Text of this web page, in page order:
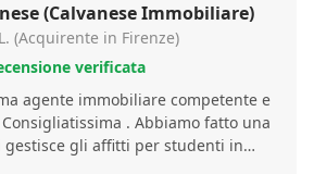
Valentina Calvanese (Calvanese Immobiliare)
(Acquirente in Firenze)
verificata
agente immobiliare competente e
. Abbiamo fatto una
gestisce gli affitti per studenti in